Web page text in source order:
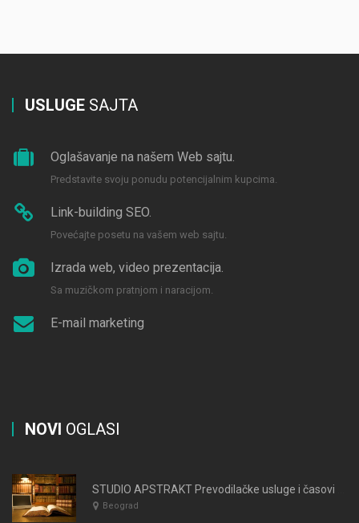
USLUGE SAJTA
Oglašavanje na našem Web sajtu.
Predstavite svoju ponudu potencijalnim kupcima.
Link-building SEO.
Povećajte posetu na vašem web sajtu.
Izrada web, video prezentacija.
Sa muzičkom pratnjom i naracijom.
E-mail marketing
NOVI OGLASI
Beograd